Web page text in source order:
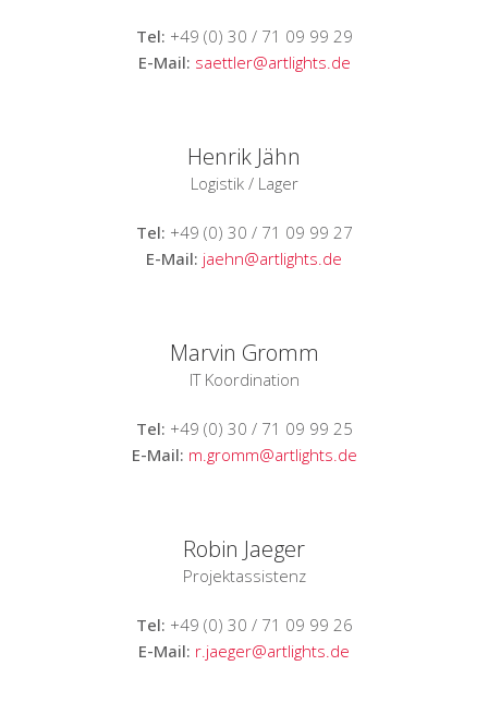
Tel: +49 (0) 30 / 71 09 99 29
E-Mail: saettler@artlights.de
Henrik Jähn
Logistik / Lager
Tel: +49 (0) 30 / 71 09 99 27
E-Mail: jaehn@artlights.de
Marvin Gromm
IT Koordination
Tel: +49 (0) 30 / 71 09 99 25
E-Mail: m.gromm@artlights.de
Robin Jaeger
Projektassistenz
Tel: +49 (0) 30 / 71 09 99 26
E-Mail: r.jaeger@artlights.de